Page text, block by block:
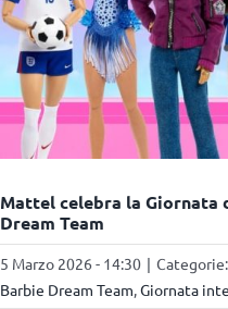
Mattel celebra la Giornata
Dream Team
5 Marzo 2026 - 14:30 | Categorie:
Barbie Dream Team,Giornata